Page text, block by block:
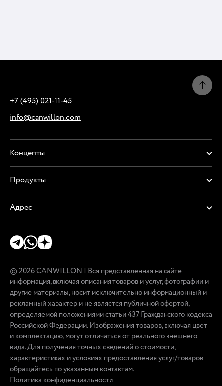
+7 (495) 021-11-45
info@canwillon.com
Концепты
Продукты
Адрес
© 2026 CANWILLON | Вся представленная на сайте
информация, включая описания товаров и услуг, фотографии и
другие материалы, носит исключительно информационный и
рекламный характер и не является публичной офертой,
определяемой положениями статьи 437 Гражданского кодекса
Российской Федерации. Изображения товаров, включая цвет
и комплектацию, могут отличаться от реального внешнего
вида. Для получения точных сведений о стоимости,
характеристиках и условиях предоставления услуг/товаров
обращайтесь по указанным контактам.
Политика конфиденциальности